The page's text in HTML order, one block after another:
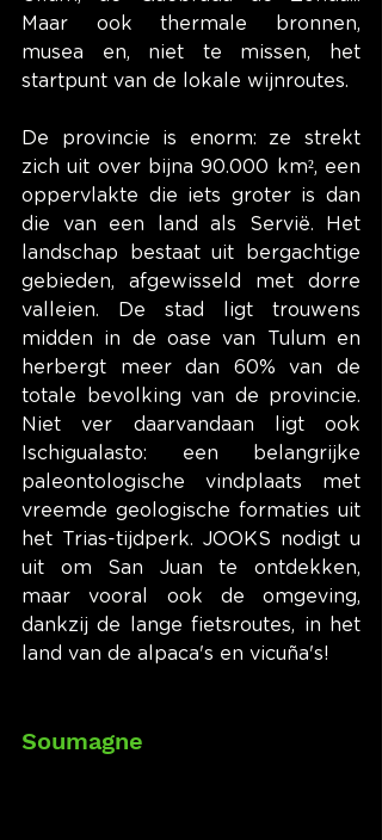
Maar ook thermale bronnen,
musea en, niet te missen, het
startpunt van de lokale wijnroutes.
De provincie is enorm: ze strekt
zich uit over bijna 90.000 km², een
oppervlakte die iets groter is dan
die van een land als Servië. Het
landschap bestaat uit bergachtige
gebieden, afgewisseld met dorre
valleien. De stad ligt trouwens
midden in de oase van Tulum en
herbergt meer dan 60% van de
totale bevolking van de provincie.
Niet ver daarvandaan ligt ook
Ischigualasto: een belangrijke
paleontologische vindplaats met
vreemde geologische formaties uit
het Trias-tijdperk. JOOKS nodigt u
uit om San Juan te ontdekken,
maar vooral ook de omgeving,
dankzij de lange fietsroutes, in het
land van de alpaca's en vicuña's!
Soumagne